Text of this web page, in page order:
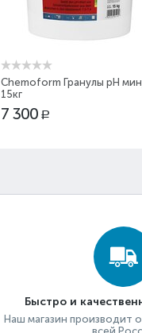
Chemoform Гранулы pH
15кг
7 300 Р
Быстро и
Наш магазин производит